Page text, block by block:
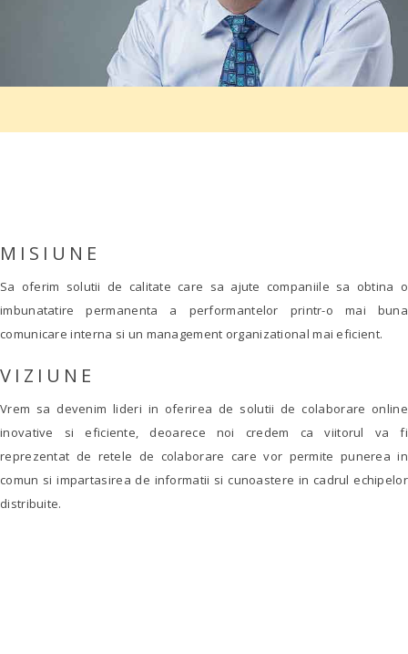
MISIUNE
Sa oferim solutii de calitate care sa ajute companiile sa obtina o
imbunatatire permanenta a performantelor printr-o mai buna
comunicare interna si un management organizational mai eficient.
VIZIUNE
Vrem sa devenim lideri in oferirea de solutii de colaborare online
inovative si eficiente, deoarece noi credem ca viitorul va fi
reprezentat de retele de colaborare care vor permite punerea in
comun si impartasirea de informatii si cunoastere in cadrul echipelor
distribuite.